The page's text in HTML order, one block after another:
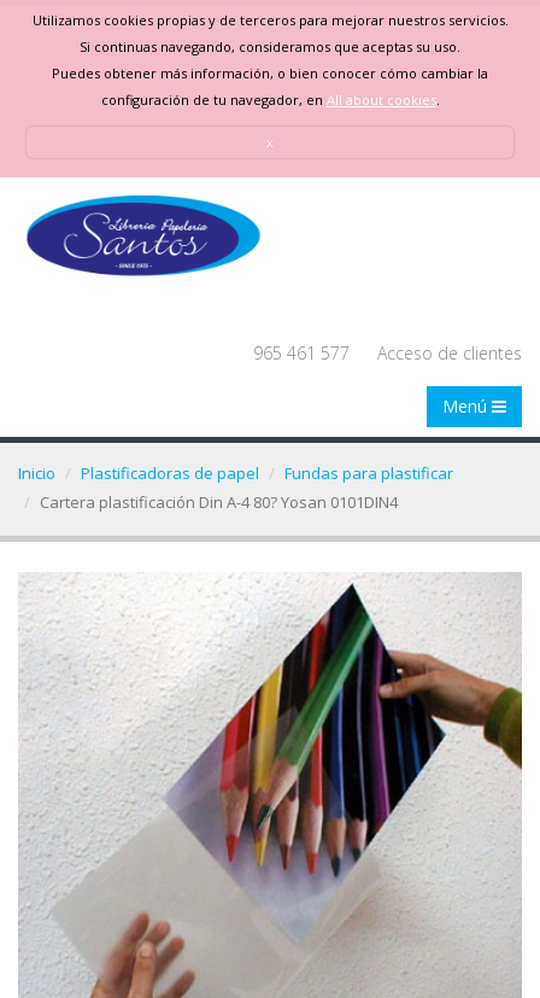
Utilizamos cookies propias y de terceros para mejorar nuestros servicios.
Si continuas navegando, consideramos que aceptas su uso.
Puedes obtener más información, o bien conocer cómo cambiar la
configuración de tu navegador, en All about cookies.
x
965 461 577 Acceso de clientes
Menú
Inicio Plastificadoras de papel
Fundas para plastificar
Cartera plastificación Din A-4 80? Yosan 0101DIN4